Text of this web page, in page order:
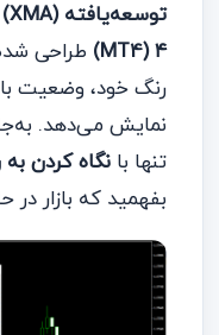
توسعه‌یافته (XMA)
۴ (MT4)
طراحی
رنگ خود، وضعیت
نمایش می‌دهد.
تنها بانگاه کردن
بفهمید که بازار